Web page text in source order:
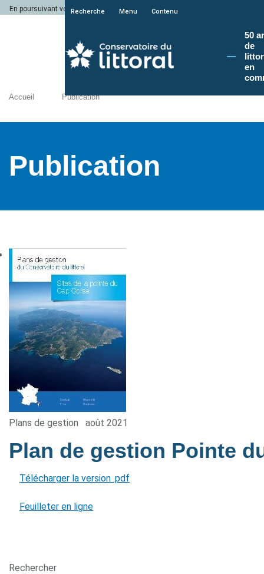
En poursuivant votre navigation sur le site du Conservatoire du littoral, vous
Recherche Menu Contenu
50
de
en
Accueil Publication
Publication
Plans de gestion août 2021
Plan de gestion Pointe
Télécharger la version .pdf
Feuilleter en ligne
Rechercher